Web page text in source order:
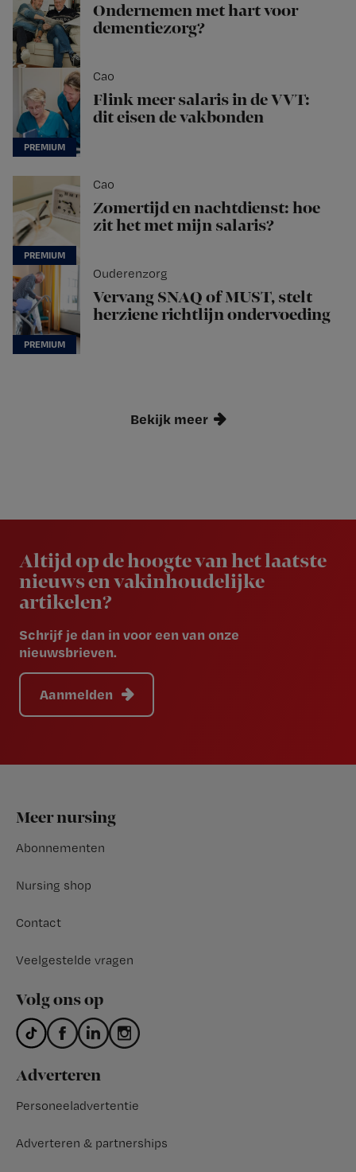
Ondernemen met hart voor
dementiezorg?
Cao
Flink meer salaris in de VVT:
dit eisen de vakbonden
Cao
Zomertijd en nachtdienst: hoe
zit het met mijn salaris?
Ouderenzorg
Vervang SNAQ of MUST, stelt
herziene richtlijn ondervoeding
Bekijk meer
Altijd op de hoogte van het laatste
nieuws en vakinhoudelijke
artikelen?
Schrijf je dan in voor een van onze
nieuwsbrieven.
Aanmelden
Footer
Meer nursing
Abonnementen
Nursing shop
Contact
Veelgestelde vragen
Volg ons op
Adverteren
Personeeladvertentie
Adverteren & partnerships